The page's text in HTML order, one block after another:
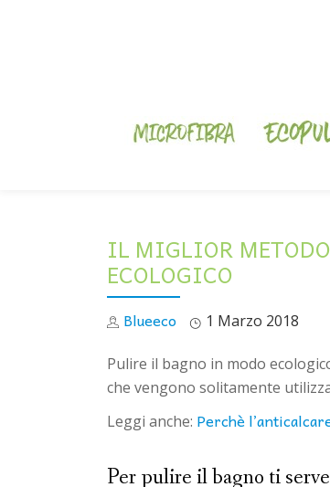
IL MIGLIOR
ECOLOGICO
Blueeco 1 Marzo 2018
Pulire il bagno in modo
che vengono solitamente
Leggi anche: Perchè
Per pulire il bagno ti